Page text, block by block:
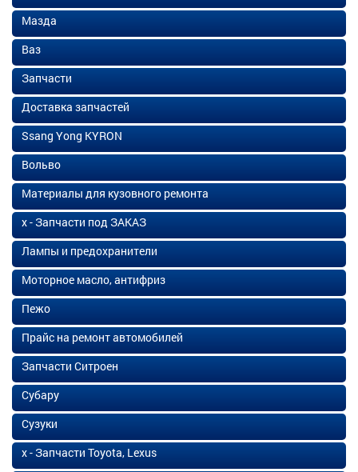
Мазда
Ваз
Запчасти
Доставка запчастей
Ssang Yong KYRON
Вольво
Материалы для кузовного ремонта
х - Запчасти под ЗАКАЗ
Лампы и предохранители
Моторное масло, антифриз
Пежо
Прайс на ремонт автомобилей
Запчасти Ситроен
Субару
Сузуки
х - Запчасти Toyota, Lexus